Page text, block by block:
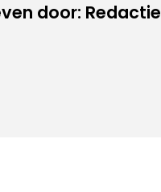
door: Redactie